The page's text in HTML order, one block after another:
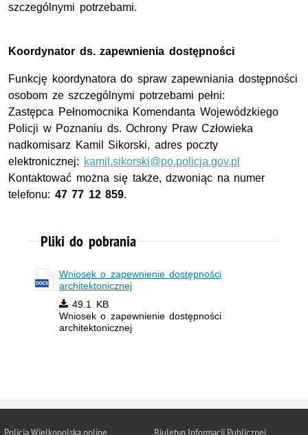
szczególnymi potrzebami.
Koordynator ds. zapewnienia dostępności
Funkcję koordynatora do spraw zapewniania dostępności
osobom ze szczególnymi potrzebami pełni:
Zastępca Pełnomocnika Komendanta Wojewódzkiego
Policji w Poznaniu ds. Ochrony Praw Człowieka
nadkomisarz Kamil Sikorski, adres poczty
elektronicznej: kamil.sikorski@po.policja.gov.pl
Kontaktować można się także, dzwoniąc na numer
telefonu: 47 77 12 859.
Pliki do pobrania
Wniosek o zapewnienie dostępności
architektonicznej
49.1 KB
Wniosek o zapewnienie dostępności
architektonicznej
Policja Wielkopolska online Biuletyn Informacji Publicznej